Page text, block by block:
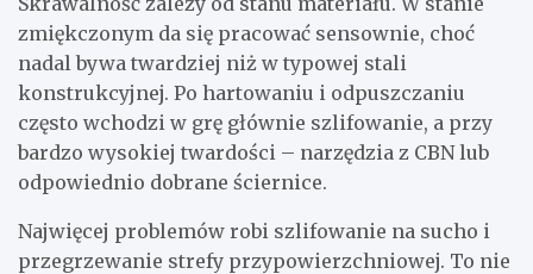
zmiękczonym da się pracować sensownie, choć
nadal bywa twardziej niż w typowej stali
konstrukcyjnej. Po hartowaniu i odpuszczaniu
często wchodzi w grę głównie szlifowanie, a przy
bardzo wysokiej twardości – narzędzia z CBN lub
odpowiednio dobrane ściernice.
Najwięcej problemów robi szlifowanie na sucho i
przegrzewanie strefy przypowierzchniowej. To nie